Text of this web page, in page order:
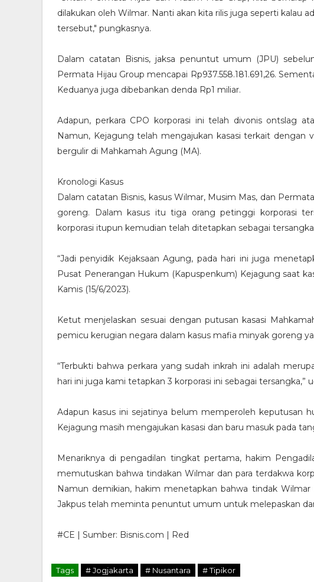
dilakukan oleh Wilmar. Nanti akan kita rilis juga seperti kalau
tersebut," pungkasnya.
Dalam catatan Bisnis, jaksa penuntut umum (JPU)
Permata Hijau Group mencapai Rp937.558.181.691,26.
Keduanya juga dibebankan denda Rp1 miliar.
Adapun, perkara CPO korporasi ini telah divonis ontslag
Namun, Kejagung telah mengajukan kasasi terkait dengan
bergulir di Mahkamah Agung (MA).
Kronologi Kasus
Dalam catatan Bisnis, kasus Wilmar, Musim Mas, dan
goreng. Dalam kasus itu tiga orang petinggi korporasi
korporasi itupun kemudian telah ditetapkan sebagai tersangka
“Jadi penyidik Kejaksaan Agung, pada hari ini juga
Pusat Penerangan Hukum (Kapuspenkum) Kejagung saat
Kamis (15/6/2023).
Ketut menjelaskan sesuai dengan putusan kasasi
pemicu kerugian negara dalam kasus mafia minyak goreng
“Terbukti bahwa perkara yang sudah inkrah ini adalah
hari ini juga kami tetapkan 3 korporasi ini sebagai tersangka,”
Adapun kasus ini sejatinya belum memperoleh keputusan
Kejagung masih mengajukan kasasi dan baru masuk pada
Menariknya di pengadilan tingkat pertama, hakim
memutuskan bahwa tindakan Wilmar dan para terdakwa
Namun demikian, hakim menetapkan bahwa tindak
Jakpus telah meminta penuntut umum untuk melepaskan
#CE | Sumber: Bisnis.com | Red
Tags # Jogjakarta # Nusantara # Tipikor